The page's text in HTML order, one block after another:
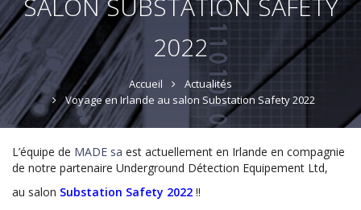
SALON SUBSTATION SAFETY
2022
Accueil
Actualités
Voyage en Irlande au salon Substation Safety 2022
L’équipe de MADE sa est actuellement en Irlande en compagnie
de notre partenaire Underground Détection Equipement Ltd,
au salon Substation Safety 2022 !!